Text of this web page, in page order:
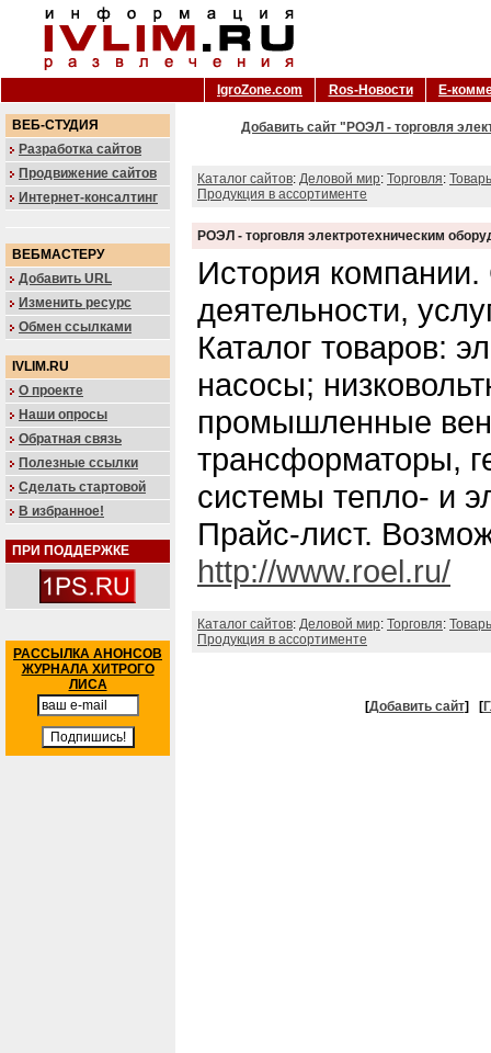
IgroZone.com Ros-Новости Е-
ВЕБ-СТУДИЯ
Разработка сайтов
Продвижение сайтов
Интернет-консалтинг
ВЕБМАСТЕРУ
Добавить URL
Изменить ресурс
Обмен ссылками
IVLIM.RU
О проекте
Наши опросы
Обратная связь
Полезные ссылки
Сделать стартовой
В избранное!
ПРИ ПОДДЕРЖКЕ
РАССЫЛКА АНОНСОВ
ЖУРНАЛА ХИТРОГО
ЛИСА
Добавить сайт "РОЭЛ - торговля
Каталог сайтов: Деловой мир: Торговля:
Продукция в ассортименте
РОЭЛ - торговля электротехническим
История компании.
деятельности,
Каталог товаров:
насосы;
промышленные
трансформаторы,
системы тепло- и
Прайс-лист.
http://www.roel.ru/
Каталог сайтов: Деловой мир: Торговля:
Продукция в ассортименте
[Добавить сайт] [